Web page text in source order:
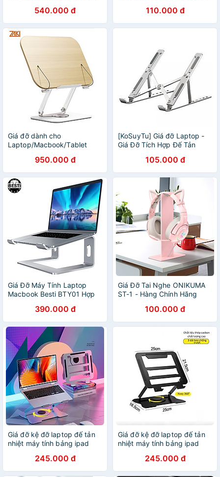
Z84 - Hàng Chính Hãng
540.000 đ 110.000 đ
Giá đỡ dành cho
Laptop/Macbook/Tablet
gỗ chân xoay 360 độ Zaki -
R172 - Hàng Nhập Khẩu
950.000 đ
[KoSuyTu] Giá đỡ Laptop -
Giá Đỡ Tích Hợp Đế Tản
Cho Laptop 12 - 15Inch Siêu
Xịn
105.000 đ
Giá Đỡ Máy Tính Laptop
Macbook Besti BTY01 Hợp
Tản Nhiệt Có Thể Tháo Rời -
Hàng Chính Hãng
390.000 đ
Giá Đỡ Tai Nghe ONIKUMA
ST-1 - Hàng Chính Hãng
100.000 đ
Giá đỡ kệ đỡ laptop đế tản
nhiệt máy tính bảng ipad
chỉnh độ cao xoay 360 độ
K40 - HÀNG CHÍNH HÃNG
245.000 đ
Giá đỡ kệ đỡ laptop đế tản
nhiệt máy tính bảng ipad
chỉnh độ cao xoay 360 độ
K40 - HÀNG CHÍNH HÃNG
245.000 đ